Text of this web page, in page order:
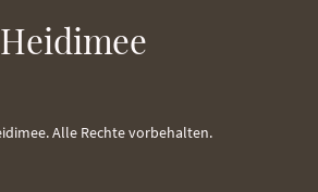
Heidimee
Alle Rechte vorbehalten.